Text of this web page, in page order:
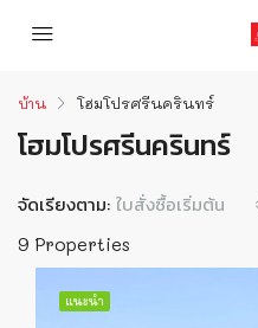
บ้าน โฮมโปรศรีนครินทร์
โฮมโปรศรีนครินทร์
9 Properties
จัดเรียงตาม: ใบสั่งซื้อเริ่มต้น
แนะนำ